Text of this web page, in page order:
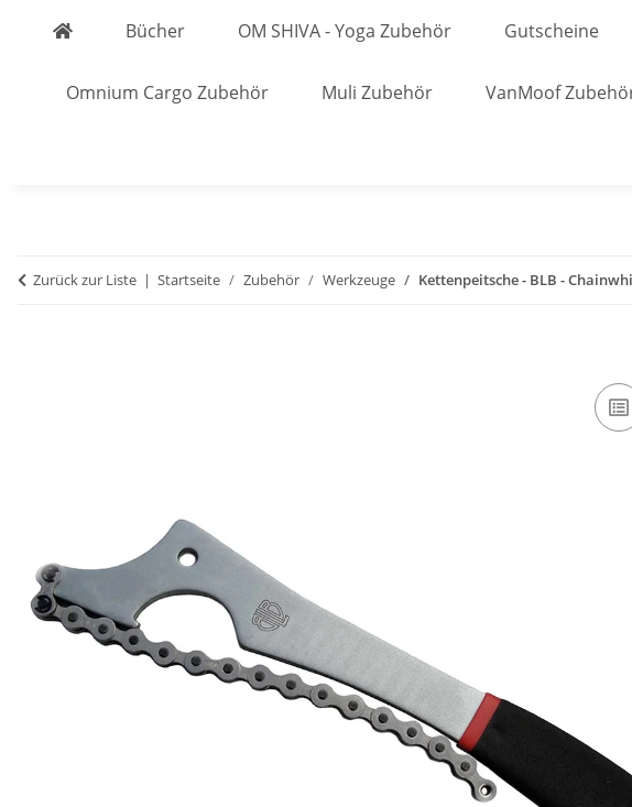
Bücher OM SHIVA - Yoga Zubehör Gutscheine
Omnium Cargo Zubehör Muli Zubehör VanMoof
Zurück zur Liste Startseite Zubehör Werkzeuge Kettenpeitsche - BLB -